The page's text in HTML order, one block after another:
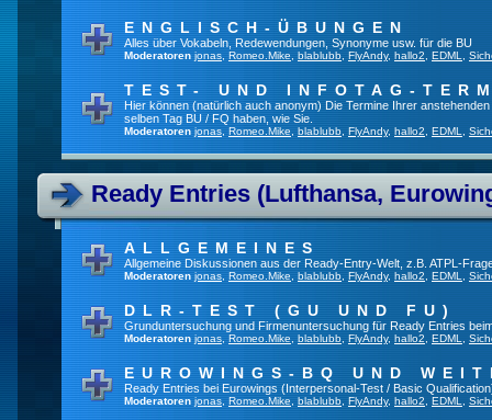
ENGLISCH-ÜBUNGEN
Alles über Vokabeln, Redewendungen, Synonyme usw. für die BU
Moderatoren jonas Romeo.Mike blablubb FlyAndy, hallo2 EDML
TEST- UND INFOTAG-
Hier können (natürlich auch anonym) Die Termine Ihrer
selben Tag BU / FQ haben, wie Sie.
Moderatoren jonas Romeo.Mike blablubb FlyAndy, hallo2 EDML
Ready Entries (Lufthansa,
ALLGEMEINES
Allgemeine Diskussionen aus der Ready-Entry-Welt, z.B. ATPL-
Moderatoren jonas Romeo.Mike blablubb FlyAndy, hallo2 EDML
DLR-TEST (GU UND FU)
Grunduntersuchung und Firmenuntersuchung für Ready Entries
Moderatoren jonas Romeo.Mike blablubb FlyAndy, hallo2 EDML
EUROWINGS-BQ UND
Ready Entries bei Eurowings (Interpersonal-Test / Basic
Moderatoren jonas Romeo.Mike blablubb FlyAndy, hallo2 EDML